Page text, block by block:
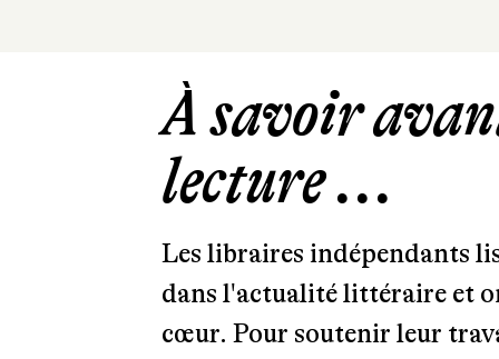
À savoir
lecture ...
Les libraires indépendants
dans l'actualité littéraire et
cœur. Pour soutenir leur